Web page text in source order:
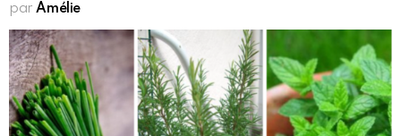
par Amélie